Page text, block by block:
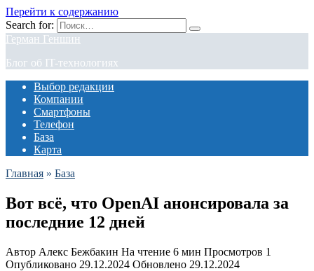
Перейти к содержанию
Search for:
Герман Геншин
Блог об IT-технологиях
Выбор редакции
Компании
Смартфоны
Телефон
База
Карта
Главная » База
Вот всё, что OpenAI анонсировала за
последние 12 дней
Автор Алекс Бежбакин На чтение 6 мин Просмотров 1
Опубликовано 29.12.2024 Обновлено 29.12.2024